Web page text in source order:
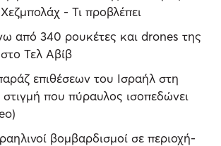
- Τι προβλέπει
από 340 ρουκέτες και drones της
Τελ Αβίβ
επιθέσεων του Ισραήλ στη
που πύραυλος ισοπεδώνει
βομβαρδισμοί σε περιοχή-